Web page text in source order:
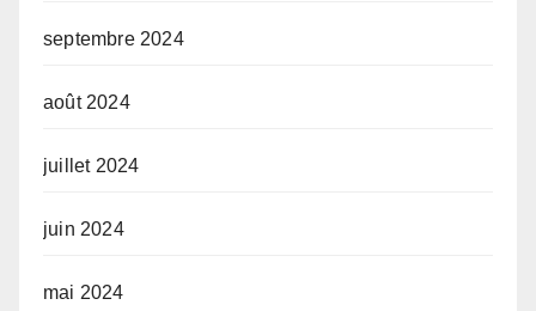
septembre 2024
août 2024
juillet 2024
juin 2024
mai 2024